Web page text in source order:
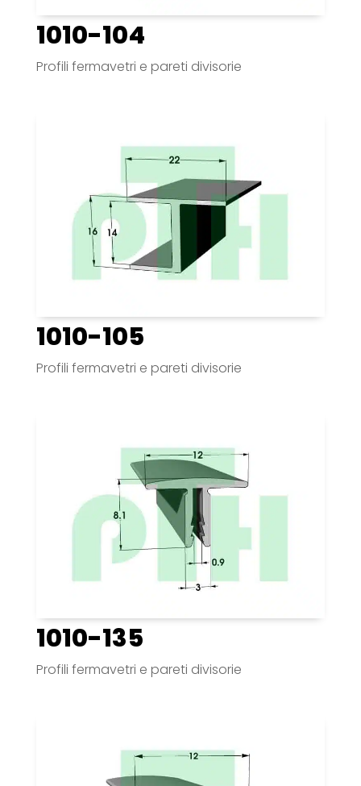
1010-104
Profili fermavetri e pareti divisorie
1010-105
Profili fermavetri e pareti divisorie
1010-135
Profili fermavetri e pareti divisorie